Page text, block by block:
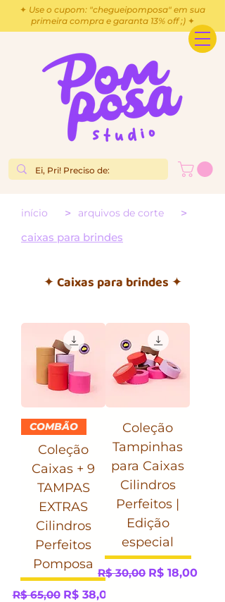
✦ Use o cupom: "chegueipomposa" em sua
primeira compra e garanta 13% off ;) ✦
início > arquivos de corte
>
caixas para brindes
✦ Caixas para brindes ✦
COMBÃO
Coleção
Caixas + 9
TAMPAS
EXTRAS
Cilindros
Perfeitos
Pomposa
Preço normal
R$ 65,00 Preço promocional
R$ 38,00
Coleção
Tampinhas
para Caixas
Cilindros
Perfeitos |
Edição
especial
Preço normal
R$ 30,00 Preço
R$ 18,00